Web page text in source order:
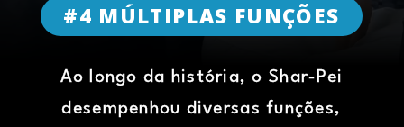
Ao longo da história, o Shar-Pei
desempenhou diversas funções,
#4 MÚLTIPLAS FUNÇÕES